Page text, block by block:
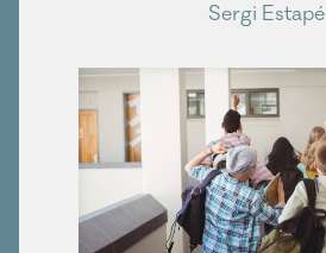
Sergi Estapé